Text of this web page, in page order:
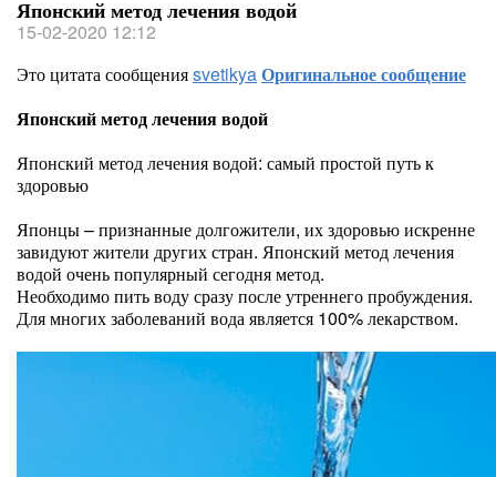
Японский метод лечения водой
15-02-2020 12:12
Это цитата сообщенияsvetikyaОригинальное сообщение
Японский метод лечения водой
Японский метод лечения водой: самый простой путь к
здоровью
Японцы – признанные долгожители, их здоровью искренне
завидуют жители других стран. Японский метод лечения
водой очень популярный сегодня метод.
Необходимо пить воду сразу после утреннего пробуждения.
Для многих заболеваний вода является 100% лекарством.